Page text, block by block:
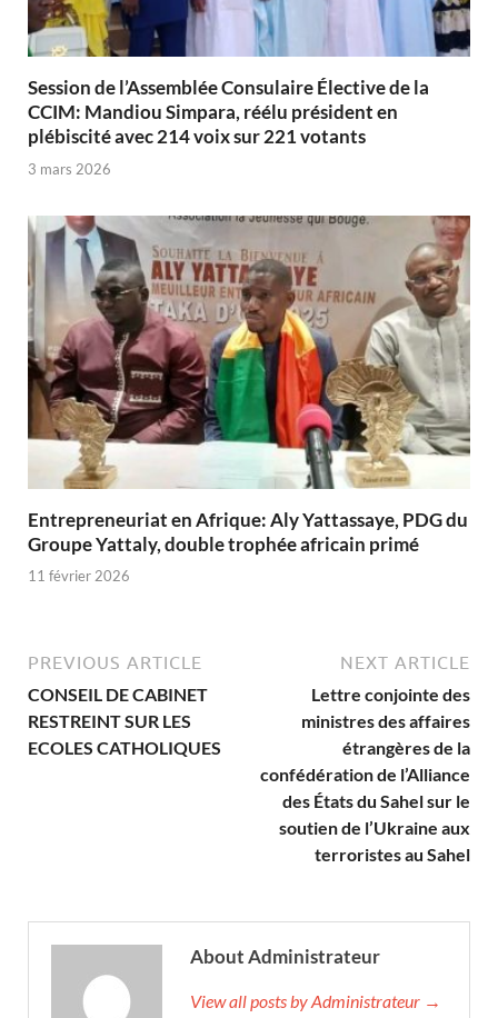
Session de l’Assemblée Consulaire Élective de la
CCIM: Mandiou Simpara, réélu président en
plébiscité avec 214 voix sur 221 votants
3 mars 2026
Entrepreneuriat en Afrique: Aly Yattassaye, PDG du
Groupe Yattaly, double trophée africain primé
11 février 2026
PREVIOUS ARTICLE
CONSEIL DE CABINET
RESTREINT SUR LES
ECOLES CATHOLIQUES
NEXT ARTICLE
Lettre conjointe des
ministres des affaires
étrangères de la
confédération de l’Alliance
des États du Sahel sur le
soutien de l’Ukraine aux
terroristes au Sahel
About Administrateur
View all posts by Administrateur →